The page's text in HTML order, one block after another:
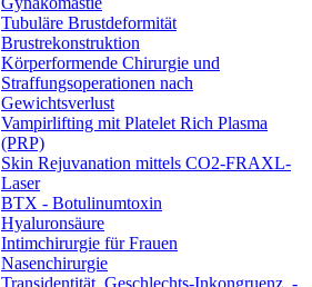
Tubuläre Brustdeformität
Brustrekonstruktion
Körperformende Chirurgie und
Straffungsoperationen nach
Gewichtsverlust
Vampirlifting mit Platelet Rich Plasma
(PRP)
Skin Rejuvanation mittels CO2-FRAXL-
Laser
BTX - Botulinumtoxin
Hyaluronsäure
Intimchirurgie für Frauen
Nasenchirurgie
Transidentität, Geschlechts-Inkongruenz, -